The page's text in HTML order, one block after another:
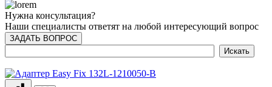
Нужна консультация?
Наши специалисты ответят на любой интересующий вопрос
ЗАДАТЬ ВОПРОС